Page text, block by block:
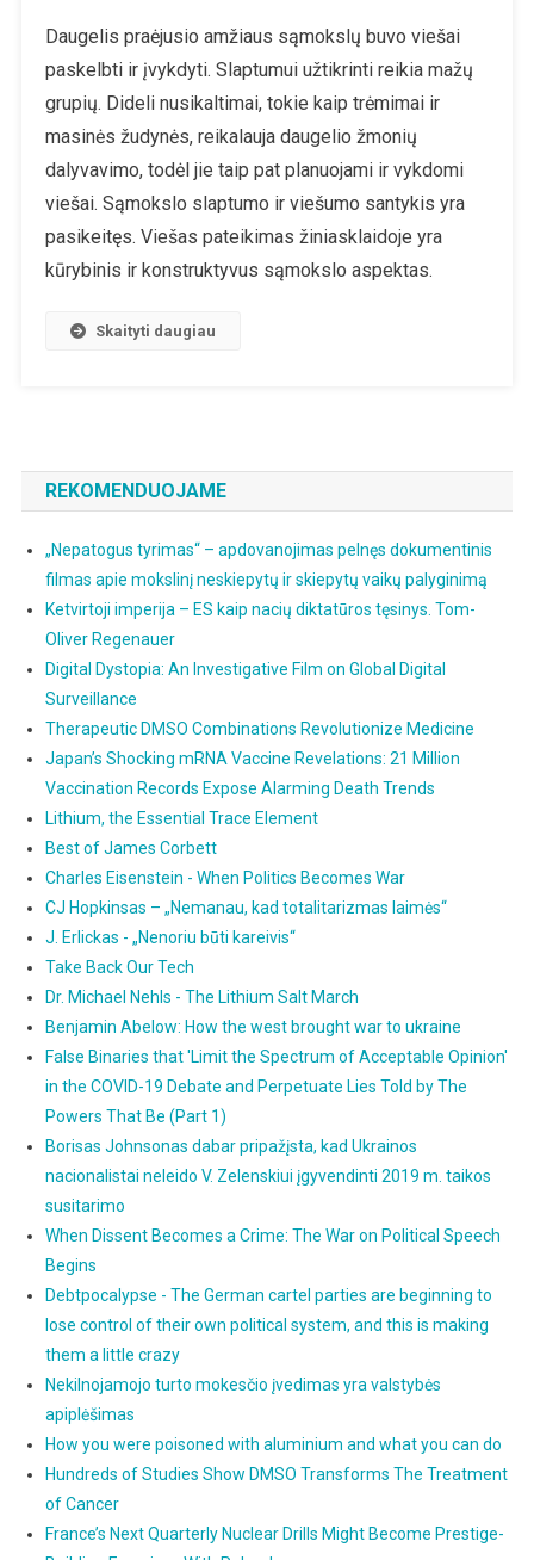
Daugelis praėjusio amžiaus sąmokslų buvo viešai
paskelbti ir įvykdyti. Slaptumui užtikrinti reikia mažų
grupių. Dideli nusikaltimai, tokie kaip trėmimai ir
masinės žudynės, reikalauja daugelio žmonių
dalyvavimo, todėl jie taip pat planuojami ir vykdomi
viešai. Sąmokslo slaptumo ir viešumo santykis yra
pasikeitęs. Viešas pateikimas žiniasklaidoje yra
kūrybinis ir konstruktyvus sąmokslo aspektas.
Skaityti daugiau
REKOMENDUOJAME
„Nepatogus tyrimas“ – apdovanojimas pelnęs dokumentinis
filmas apie mokslinį neskiepytų ir skiepytų vaikų palyginimą
Ketvirtoji imperija – ES kaip nacių diktatūros tęsinys. Tom-
Oliver Regenauer
Digital Dystopia: An Investigative Film on Global Digital
Surveillance
Therapeutic DMSO Combinations Revolutionize Medicine
Japan’s Shocking mRNA Vaccine Revelations: 21 Million
Vaccination Records Expose Alarming Death Trends
Lithium, the Essential Trace Element
Best of James Corbett
Charles Eisenstein - When Politics Becomes War
CJ Hopkinsas – „Nemanau, kad totalitarizmas laimės“
J. Erlickas - „Nenoriu būti kareivis“
Take Back Our Tech
Dr. Michael Nehls - The Lithium Salt March
Benjamin Abelow: How the west brought war to ukraine
False Binaries that 'Limit the Spectrum of Acceptable Opinion'
in the COVID-19 Debate and Perpetuate Lies Told by The
Powers That Be (Part 1)
Borisas Johnsonas dabar pripažįsta, kad Ukrainos
nacionalistai neleido V. Zelenskiui įgyvendinti 2019 m. taikos
susitarimo
When Dissent Becomes a Crime: The War on Political Speech
Begins
Debtpocalypse - The German cartel parties are beginning to
lose control of their own political system, and this is making
them a little crazy
Nekilnojamojo turto mokesčio įvedimas yra valstybės
apiplėšimas
How you were poisoned with aluminium and what you can do
Hundreds of Studies Show DMSO Transforms The Treatment
of Cancer
France’s Next Quarterly Nuclear Drills Might Become Prestige-